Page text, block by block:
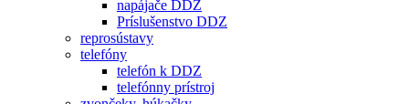
napájače DDZ
Príslušenstvo DDZ
reprosústavy
telefóny
telefón k DDZ
telefónny prístroj